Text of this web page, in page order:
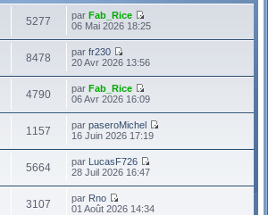
5277 parFab_Rice
06 Mai 2026 18:25
8478 parfr230
20 Avr 2026 13:56
4790 parFab_Rice
06 Avr 2026 16:09
1157 parpaseroMichel
16 Juin 2026 17:19
5664 par LucasF726
28 Juil 2026 16:47
3107 par Rno
01 Août 2026 14:34